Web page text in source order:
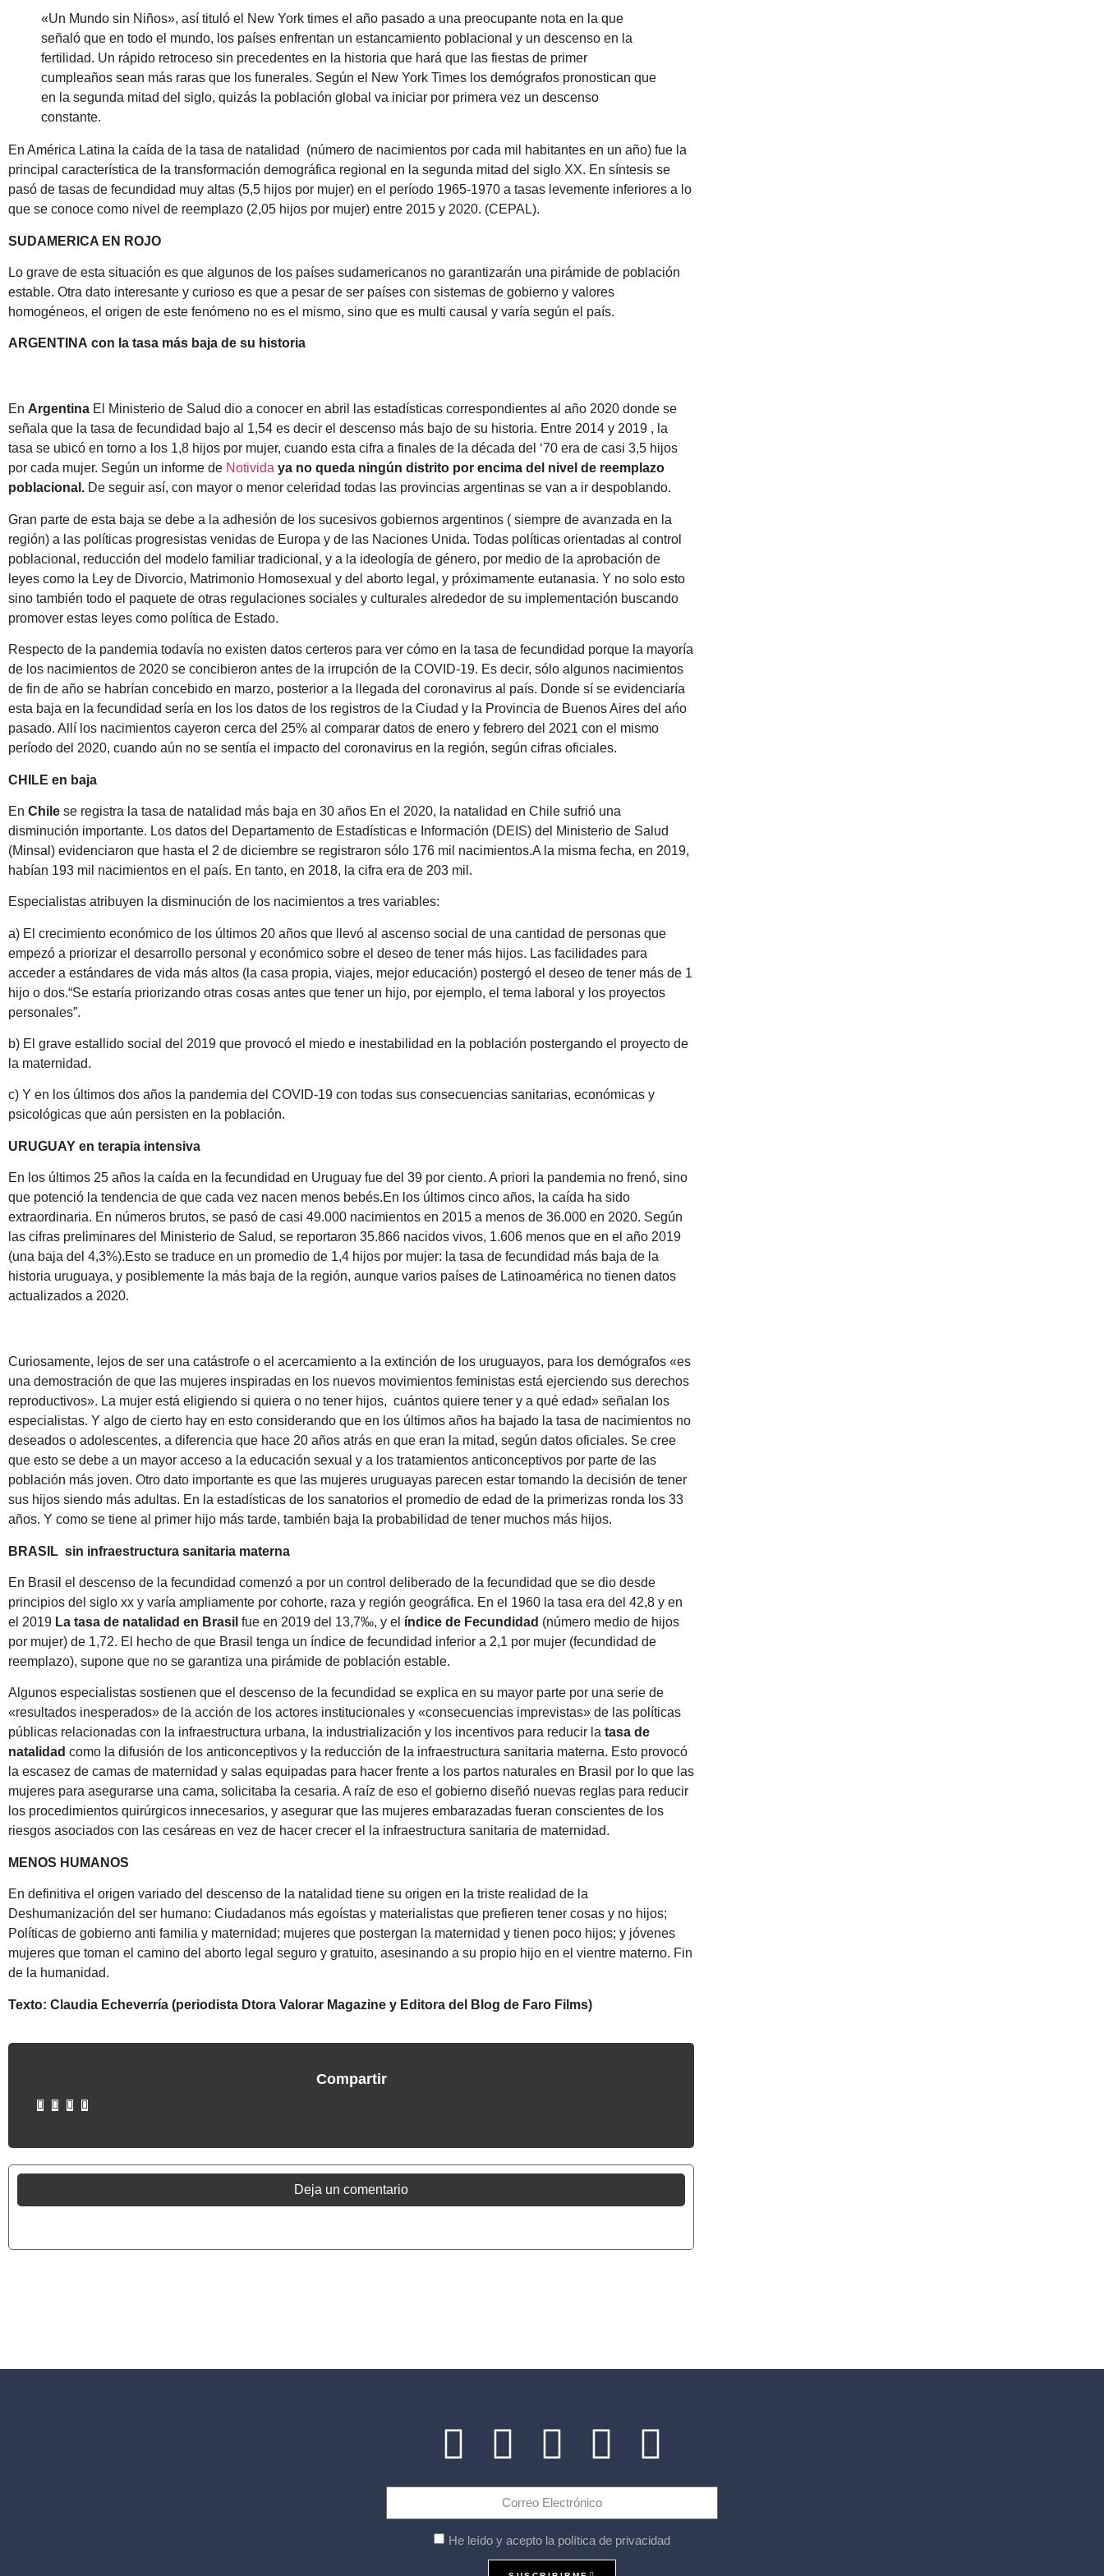
«Un Mundo sin Niños», así tituló el New York times el año pasado a una preocupante nota en la que
señaló que en todo el mundo, los países enfrentan un estancamiento poblacional y un descenso en la
fertilidad. Un rápido retroceso sin precedentes en la historia que hará que las fiestas de primer
cumpleaños sean más raras que los funerales. Según el New York Times los demógrafos pronostican que
en la segunda mitad del siglo, quizás la población global va iniciar por primera vez un descenso
constante.
En América Latina la caída de la tasa de natalidad (número de nacimientos por cada mil habitantes en un año) fue la
principal característica de la transformación demográfica regional en la segunda mitad del siglo XX. En síntesis se
pasó de tasas de fecundidad muy altas (5,5 hijos por mujer) en el período 1965-1970 a tasas levemente inferiores a lo
que se conoce como nivel de reemplazo (2,05 hijos por mujer) entre 2015 y 2020. (CEPAL).
SUDAMERICA EN ROJO
Lo grave de esta situación es que algunos de los países sudamericanos no garantizarán una pirámide de población
estable. Otra dato interesante y curioso es que a pesar de ser países con sistemas de gobierno y valores
homogéneos, el origen de este fenómeno no es el mismo, sino que es multi causal y varía según el país.
ARGENTINA con la tasa más baja de su historia
En Argentina El Ministerio de Salud dio a conocer en abril las estadísticas correspondientes al año 2020 donde se
señala que la tasa de fecundidad bajo al 1,54 es decir el descenso más bajo de su historia. Entre 2014 y 2019 , la
tasa se ubicó en torno a los 1,8 hijos por mujer, cuando esta cifra a finales de la década del ‘70 era de casi 3,5 hijos
por cada mujer. Según un informe de Notivida ya no queda ningún distrito por encima del nivel de reemplazo
poblacional. De seguir así, con mayor o menor celeridad todas las provincias argentinas se van a ir despoblando.
Gran parte de esta baja se debe a la adhesión de los sucesivos gobiernos argentinos ( siempre de avanzada en la
región) a las políticas progresistas venidas de Europa y de las Naciones Unida. Todas políticas orientadas al control
poblacional, reducción del modelo familiar tradicional, y a la ideología de género, por medio de la aprobación de
leyes como la Ley de Divorcio, Matrimonio Homosexual y del aborto legal, y próximamente eutanasia. Y no solo esto
sino también todo el paquete de otras regulaciones sociales y culturales alrededor de su implementación buscando
promover estas leyes como política de Estado.
Respecto de la pandemia todavía no existen datos certeros para ver cómo en la tasa de fecundidad porque la mayoría
de los nacimientos de 2020 se concibieron antes de la irrupción de la COVID-19. Es decir, sólo algunos nacimientos
de fin de año se habrían concebido en marzo, posterior a la llegada del coronavirus al país. Donde sí se evidenciaría
esta baja en la fecundidad sería en los los datos de los registros de la Ciudad y la Provincia de Buenos Aires del ańo
pasado. Allí los nacimientos cayeron cerca del 25% al comparar datos de enero y febrero del 2021 con el mismo
período del 2020, cuando aún no se sentía el impacto del coronavirus en la región, según cifras oficiales.
CHILE en baja
En Chile se registra la tasa de natalidad más baja en 30 años En el 2020, la natalidad en Chile sufrió una
disminución importante. Los datos del Departamento de Estadísticas e Información (DEIS) del Ministerio de Salud
(Minsal) evidenciaron que hasta el 2 de diciembre se registraron sólo 176 mil nacimientos.A la misma fecha, en 2019,
habían 193 mil nacimientos en el país. En tanto, en 2018, la cifra era de 203 mil.
Especialistas atribuyen la disminución de los nacimientos a tres variables:
a) El crecimiento económico de los últimos 20 años que llevó al ascenso social de una cantidad de personas que
empezó a priorizar el desarrollo personal y económico sobre el deseo de tener más hijos. Las facilidades para
acceder a estándares de vida más altos (la casa propia, viajes, mejor educación) postergó el deseo de tener más de 1
hijo o dos.“Se estaría priorizando otras cosas antes que tener un hijo, por ejemplo, el tema laboral y los proyectos
personales”.
b) El grave estallido social del 2019 que provocó el miedo e inestabilidad en la población postergando el proyecto de
la maternidad.
c) Y en los últimos dos años la pandemia del COVID-19 con todas sus consecuencias sanitarias, económicas y
psicológicas que aún persisten en la población.
URUGUAY en terapia intensiva
En los últimos 25 años la caída en la fecundidad en Uruguay fue del 39 por ciento. A priori la pandemia no frenó, sino
que potenció la tendencia de que cada vez nacen menos bebés.En los últimos cinco años, la caída ha sido
extraordinaria. En números brutos, se pasó de casi 49.000 nacimientos en 2015 a menos de 36.000 en 2020. Según
las cifras preliminares del Ministerio de Salud, se reportaron 35.866 nacidos vivos, 1.606 menos que en el año 2019
(una baja del 4,3%).Esto se traduce en un promedio de 1,4 hijos por mujer: la tasa de fecundidad más baja de la
historia uruguaya, y posiblemente la más baja de la región, aunque varios países de Latinoamérica no tienen datos
actualizados a 2020.
Curiosamente, lejos de ser una catástrofe o el acercamiento a la extinción de los uruguayos, para los demógrafos «es
una demostración de que las mujeres inspiradas en los nuevos movimientos feministas está ejerciendo sus derechos
reproductivos». La mujer está eligiendo si quiera o no tener hijos, cuántos quiere tener y a qué edad» señalan los
especialistas. Y algo de cierto hay en esto considerando que en los últimos años ha bajado la tasa de nacimientos no
deseados o adolescentes, a diferencia que hace 20 años atrás en que eran la mitad, según datos oficiales. Se cree
que esto se debe a un mayor acceso a la educación sexual y a los tratamientos anticonceptivos por parte de las
población más joven. Otro dato importante es que las mujeres uruguayas parecen estar tomando la decisión de tener
sus hijos siendo más adultas. En la estadísticas de los sanatorios el promedio de edad de la primerizas ronda los 33
años. Y como se tiene al primer hijo más tarde, también baja la probabilidad de tener muchos más hijos.
BRASIL sin infraestructura sanitaria materna
En Brasil el descenso de la fecundidad comenzó a por un control deliberado de la fecundidad que se dio desde
principios del siglo xx y varía ampliamente por cohorte, raza y región geográfica. En el 1960 la tasa era del 42,8 y en
el 2019 La tasa de natalidad en Brasil fue en 2019 del 13,7‰, y el índice de Fecundidad (número medio de hijos
por mujer) de 1,72. El hecho de que Brasil tenga un índice de fecundidad inferior a 2,1 por mujer (fecundidad de
reemplazo), supone que no se garantiza una pirámide de población estable.
Algunos especialistas sostienen que el descenso de la fecundidad se explica en su mayor parte por una serie de
«resultados inesperados» de la acción de los actores institucionales y «consecuencias imprevistas» de las políticas
públicas relacionadas con la infraestructura urbana, la industrialización y los incentivos para reducir la tasa de
natalidad como la difusión de los anticonceptivos y la reducción de la infraestructura sanitaria materna. Esto provocó
la escasez de camas de maternidad y salas equipadas para hacer frente a los partos naturales en Brasil por lo que las
mujeres para asegurarse una cama, solicitaba la cesaria. A raíz de eso el gobierno diseñó nuevas reglas para reducir
los procedimientos quirúrgicos innecesarios, y asegurar que las mujeres embarazadas fueran conscientes de los
riesgos asociados con las cesáreas en vez de hacer crecer el la infraestructura sanitaria de maternidad.
MENOS HUMANOS
En definitiva el origen variado del descenso de la natalidad tiene su origen en la triste realidad de la
Deshumanización del ser humano: Ciudadanos más egoístas y materialistas que prefieren tener cosas y no hijos;
Políticas de gobierno anti familia y maternidad; mujeres que postergan la maternidad y tienen poco hijos; y jóvenes
mujeres que toman el camino del aborto legal seguro y gratuito, asesinando a su propio hijo en el vientre materno. Fin
de la humanidad.
Texto: Claudia Echeverría (periodista Dtora Valorar Magazine y Editora del Blog de Faro Films)
Compartir
Deja un comentario
He leído y acepto la política de privacidad